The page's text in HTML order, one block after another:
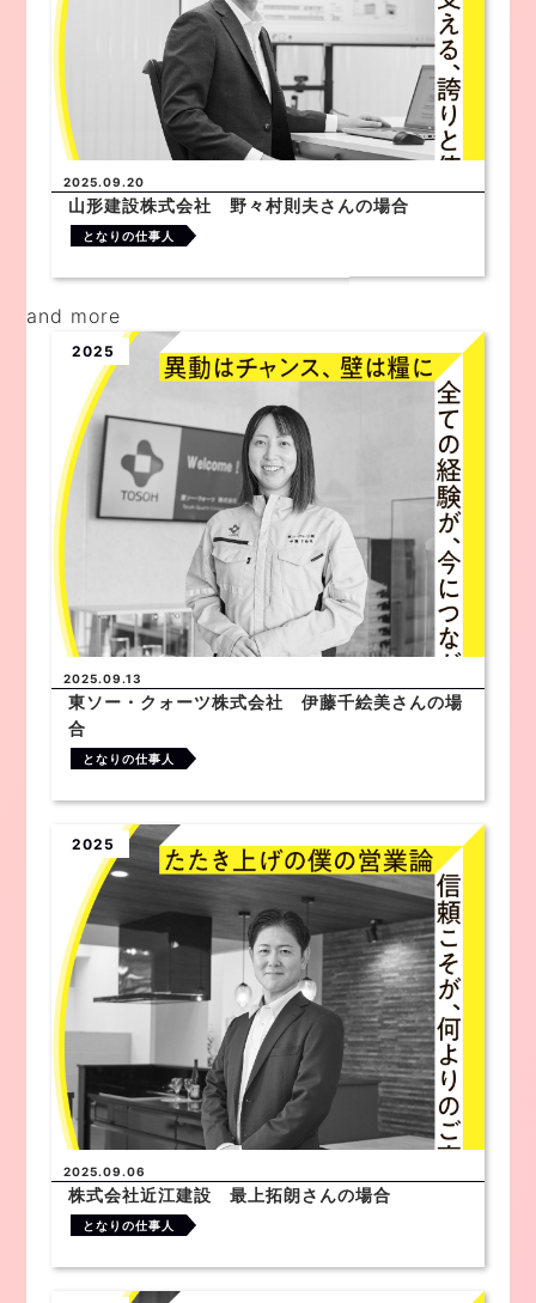
2025.09.20
山形建設株式会社 野々村則夫さんの場合
となりの仕事人
and more
2025
2025.09.13
東ソー・クォーツ株式会社 伊藤千絵美さんの場
合
となりの仕事人
2025
2025.09.06
株式会社近江建設 最上拓朗さんの場合
となりの仕事人